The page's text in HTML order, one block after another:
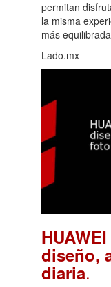
permitan
la misma
más
Lado.mx
diseño,
diaria.